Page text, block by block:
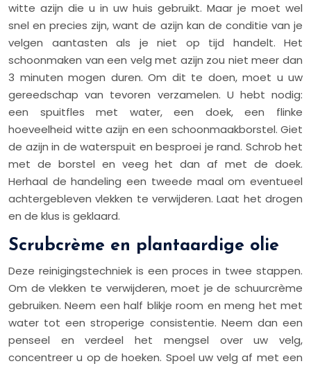
witte azijn die u in uw huis gebruikt. Maar je moet wel
snel en precies zijn, want de azijn kan de conditie van je
velgen aantasten als je niet op tijd handelt. Het
schoonmaken van een velg met azijn zou niet meer dan
3 minuten mogen duren. Om dit te doen, moet u uw
gereedschap van tevoren verzamelen. U hebt nodig:
een spuitfles met water, een doek, een flinke
hoeveelheid witte azijn en een schoonmaakborstel. Giet
de azijn in de waterspuit en besproei je rand. Schrob het
met de borstel en veeg het dan af met de doek.
Herhaal de handeling een tweede maal om eventueel
achtergebleven vlekken te verwijderen. Laat het drogen
en de klus is geklaard.
Scrubcrème en plantaardige olie
Deze reinigingstechniek is een proces in twee stappen.
Om de vlekken te verwijderen, moet je de schuurcrème
gebruiken. Neem een half blikje room en meng het met
water tot een stroperige consistentie. Neem dan een
penseel en verdeel het mengsel over uw velg,
concentreer u op de hoeken. Spoel uw velg af met een